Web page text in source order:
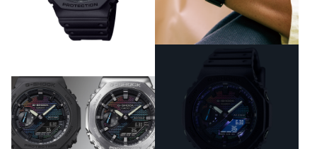
砖墙图案。 在此基础上，GM-5600BRW和GM-2100BRW型号还搭
配了黑色IP涂层金属表圈。通过独特的设计，这一新品在不同角度
下会带来不一样的视觉体验，足以成为引人注目的时尚单品。
•最终产品的颜色可能与此处显示的有所不同。